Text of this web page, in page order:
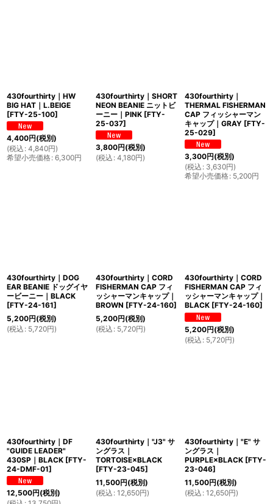
430fourthirty｜HW
BIG HAT｜L.BEIGE
[FTY-25-100]
4,400円(税別)
(税込 : 4,840円)
希望小売価格: 6,300円
430fourthirty｜SHORT
NEON BEANIE ニットビ
ーニー｜PINK [FTY-
25-037]
3,800円(税別)
(税込 : 4,180円)
430fourthirty｜
THERMAL FISHERMAN
CAP フィッシャーマン
キャップ｜GRAY [FTY-
25-029]
3,300円(税別)
(税込 : 3,630円)
希望小売価格: 5,200円
430fourthirty｜DOG
EAR BEANIE ドッグイヤ
ービーニー｜BLACK
[FTY-24-161]
5,200円(税別)
(税込 : 5,720円)
430fourthirty｜CORD
FISHERMAN CAP フィ
ッシャーマンキャップ｜
BROWN [FTY-24-160]
5,200円(税別)
(税込 : 5,720円)
430fourthirty｜CORD
FISHERMAN CAP フィ
ッシャーマンキャップ｜
BLACK [FTY-24-160]
5,200円(税別)
(税込 : 5,720円)
430fourthirty｜DF
"GUIDE LEADER"
430SP｜BLACK [FTY-
24-DMF-01]
12,500円(税別)
430fourthirty｜"J3" サ
ングラス｜
TORTOISE×BLACK
[FTY-23-045]
11,500円(税別)
(税込 : 12,650円)
430fourthirty｜"E" サ
ングラス｜
PURPLE×BLACK [FTY-
23-046]
11,500円(税別)
(税込 : 12,650円)